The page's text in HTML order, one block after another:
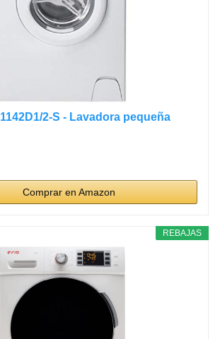
2-S - Lavadora pequeña
Comprar en Amazon
REBAJAS